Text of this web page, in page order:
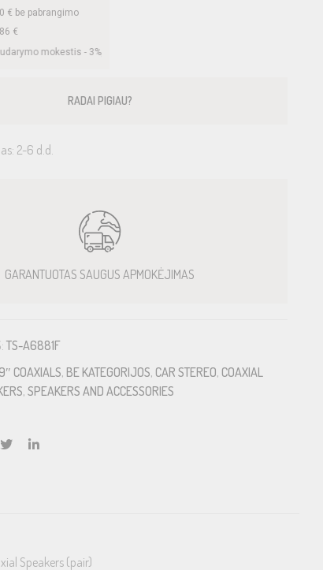
€ be pabrangimo
€
3%, mėnesio sutarties mokestis –
RADAI PIGIAU?
2-6 d.d.
GARANTUOTAS SAUGUS APMOKĖJIMAS
TS-A6881F
COAXIALS, BE KATEGORIJOS, CAR STEREO, COAXIAL
, SPEAKERS AND ACCESSORIES
Speakers (pair)